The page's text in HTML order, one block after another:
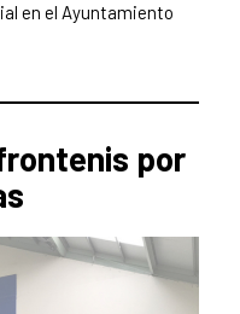
en el Ayuntamiento
por